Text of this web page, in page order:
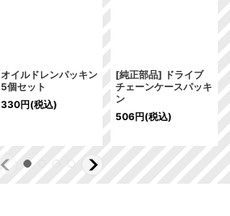
オイルドレンパッキン
5個セット
330円(税込)
[純正部品] ドライブ
チェーンケースパッキ
ン
506円(税込)